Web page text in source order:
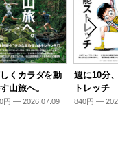
くカラダを動
山旅へ。
円 — 2026.07.09
週に10分
トレッチ
840円 —